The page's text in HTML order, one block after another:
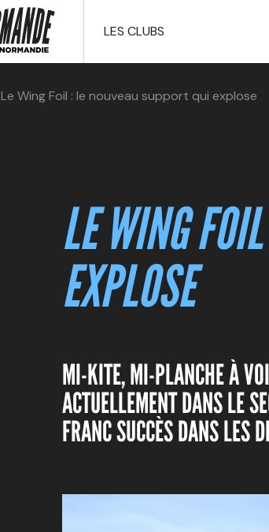
LES CLUBS
Le Wing Foil : le nouveau support qui explose
LE WING
EXPLOSE
MI-KITE, MI-PLANCHE À
ACTUELLEMENT DANS LE
FRANC SUCCÈS DANS LES